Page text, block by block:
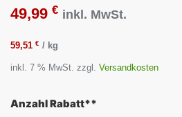
49,99 € inkl. MwSt.
59,51 € / kg
inkl. 7 % MwSt. zzgl. Versandkosten
Anzahl Rabatt**